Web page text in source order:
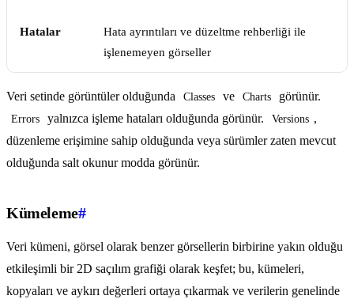
Hatalar
Hata ayrıntıları ve düzeltme rehberliği ile
işlenemeyen görseller
Veri setinde görüntüler olduğunda Classes ve Charts görünür.
Errors yalnızca işleme hataları olduğunda görünür. Versions ,
düzenleme erişimine sahip olduğunda veya sürümler zaten mevcut
olduğunda salt okunur modda görünür.
Kümeleme#
Veri kümeni, görsel olarak benzer görsellerin birbirine yakın olduğu
etkileşimli bir 2D saçılım grafiği olarak keşfet; bu, kümeleri,
kopyaları ve aykırı değerleri ortaya çıkarmak ve verilerin genelinde